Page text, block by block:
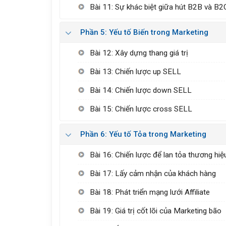
Bài 11: Sự khác biệt giữa hút B2B và
Phần 5: Yếu tố Biến trong Marketing
Bài 12: Xây dựng thang giá trị
Bài 13: Chiến lược up SELL
Bài 14: Chiến lược down SELL
Bài 15: Chiến lược cross SELL
Phần 6: Yếu tố Tỏa trong Marketing
Bài 16: Chiến lược để lan tỏa thương
Bài 17: Lấy cảm nhận của khách hàng
Bài 18: Phát triển mạng lưới Affiliate
Bài 19: Giá trị cốt lõi của Marketing bão